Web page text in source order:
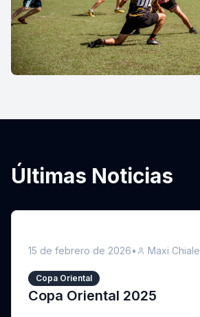
Últimas Noticias
15 de febrero de 2026• Maxi Chiale
Copa Oriental
Copa Oriental 2025